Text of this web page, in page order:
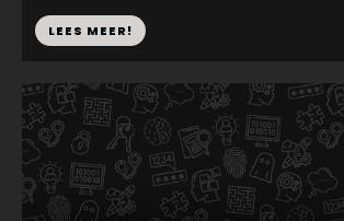
LEES MEER!